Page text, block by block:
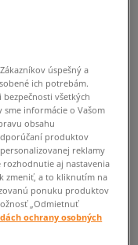
FILTROV
top značky
z Kalifornie a už
úspešný a
ich potrebám.
všetkých
sme informácie o Vašom
obsahu
produktov
reklamy
rozhodnutie aj nastavenia
zmeniť, a to kliknutím na
ponuku produktov
„Odmietnuť
ochrany osobných